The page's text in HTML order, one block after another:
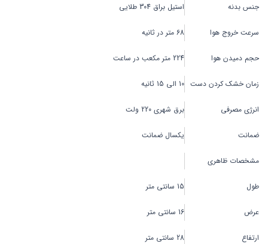
جنس بدنه استیل براق 304 طلایی
سرعت خروج هوا 68 متر در ثانیه
حجم دمیدن هوا 224 متر مکعب در ساعت
زمان خشک کردن دست 10 الی 15 ثانیه
انرژی مصرفی برق شهری 220 ولت
ضمانت یکسال ضمانت
مشخصات ظاهری
طول 15 سانتی متر
عرض 16 سانتی متر
ارتفاع 28 سانتی متر